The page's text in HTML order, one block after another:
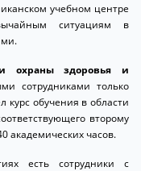
учебном центре
ситуациям в
охраны здоровья и
сотрудниками только
обучения в области
второму
академических часов.
есть сотрудники с